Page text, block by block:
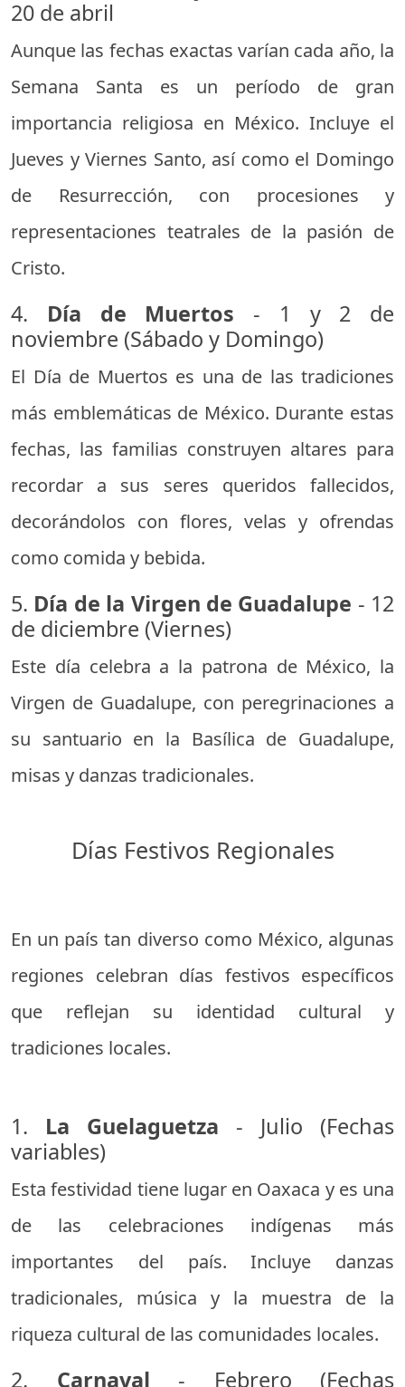
20 de abril
Aunque las fechas exactas varían cada año, la
Semana Santa es un período de gran
importancia religiosa en México. Incluye el
Jueves y Viernes Santo, así como el Domingo
de Resurrección, con procesiones y
representaciones teatrales de la pasión de
Cristo.
4. Día de Muertos - 1 y 2 de
noviembre (Sábado y Domingo)
El Día de Muertos es una de las tradiciones
más emblemáticas de México. Durante estas
fechas, las familias construyen altares para
recordar a sus seres queridos fallecidos,
decorándolos con flores, velas y ofrendas
como comida y bebida.
5. Día de la Virgen de Guadalupe - 12
de diciembre (Viernes)
Este día celebra a la patrona de México, la
Virgen de Guadalupe, con peregrinaciones a
su santuario en la Basílica de Guadalupe,
misas y danzas tradicionales.
Días Festivos Regionales
En un país tan diverso como México, algunas
regiones celebran días festivos específicos
que reflejan su identidad cultural y
tradiciones locales.
1. La Guelaguetza - Julio (Fechas
variables)
Esta festividad tiene lugar en Oaxaca y es una
de las celebraciones indígenas más
importantes del país. Incluye danzas
tradicionales, música y la muestra de la
riqueza cultural de las comunidades locales.
2. Carnaval - Febrero (Fechas